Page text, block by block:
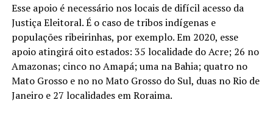
Esse apoio é necessário nos locais de difícil acesso da
Justiça Eleitoral. É o caso de tribos indígenas e
populações ribeirinhas, por exemplo. Em 2020, esse
apoio atingirá oito estados: 35 localidade do Acre; 26 no
Amazonas; cinco no Amapá; uma na Bahia; quatro no
Mato Grosso e no no Mato Grosso do Sul, duas no Rio de
Janeiro e 27 localidades em Roraima.